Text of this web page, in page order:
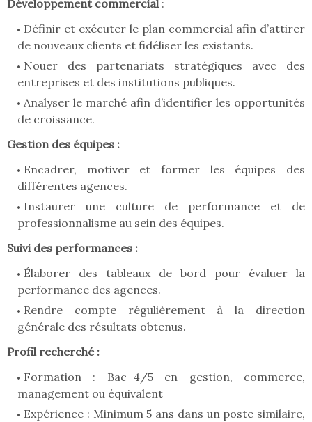
Développement commercial:
Définir et exécuter le plan commercial afin d’attirer
de nouveaux clients et fidéliser les existants.
Nouer des partenariats stratégiques avec des
entreprises et des institutions publiques.
Analyser le marché afin d’identifier les opportunités
de croissance.
Gestion des équipes :
Encadrer, motiver et former les équipes des
différentes agences.
Instaurer une culture de performance et de
professionnalisme au sein des équipes.
Suivi des performances :
Élaborer des tableaux de bord pour évaluer la
performance des agences.
Rendre compte régulièrement à la direction
générale des résultats obtenus.
Profil recherché :
Formation : Bac+4/5 en gestion, commerce,
management ou équivalent
Expérience : Minimum 5 ans dans un poste similaire,